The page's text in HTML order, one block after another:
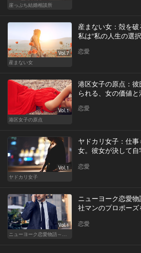
崖っぷち結婚相談所
Vol.7
産まない女
産まない女：殻を破
私は“私の人生の選
恋愛
Vol.1
港区女子の原点
港区女子の原点：
られる、女の価値
恋愛
Vol.1
ヤドカリ女子
ヤドカリ女子：仕
女。彼女が決して
恋愛
Vol.1
ニューヨーク恋愛
社マンのプロポー
恋愛